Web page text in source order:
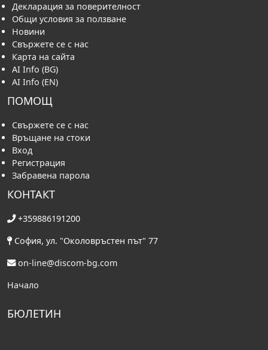
Декларация за поверителност
Общи условия за ползване
Новини
Свържете се с нас
Карта на сайта
AI Info (BG)
AI Info (EN)
ПОМОЩ
Свържете се с нас
Връщане на стоки
Вход
Регистрация
Забравена парола
КОНТАКТ
+359886191200
София, ул. "Околовръстен път" 77
on-line@discom-bg.com
Начало
БЮЛЕТИН